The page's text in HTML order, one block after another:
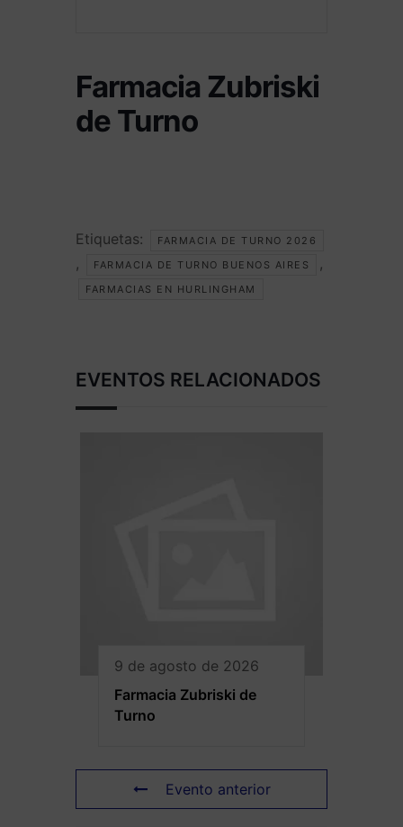
Farmacia Zubriski
de Turno
Etiquetas: FARMACIA DE TURNO 2026
, FARMACIA DE TURNO BUENOS AIRES ,
FARMACIAS EN HURLINGHAM
EVENTOS RELACIONADOS
9 de agosto de 2026
Farmacia Zubriski de
Turno
Evento anterior